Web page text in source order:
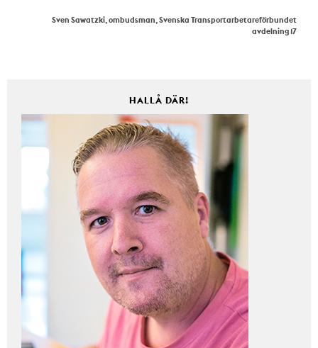
Sven Sawatzki, ombudsman, Svenska Transportarbetareförbundet
avdelning 17
HALLÅ DÄR!